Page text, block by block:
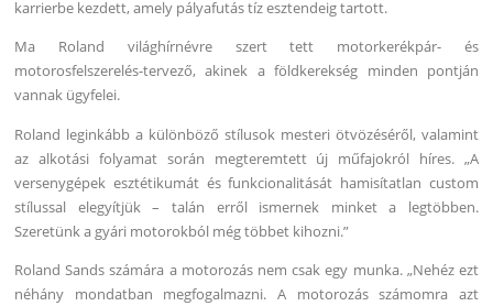
karrierbe kezdett, amely pályafutás tíz esztendeig tartott.
Ma Roland világhírnévre szert tett motorkerékpár- és
motorosfelszerelés-tervező, akinek a földkerekség minden pontján
vannak ügyfelei.
Roland leginkább a különböző stílusok mesteri ötvözéséről, valamint
az alkotási folyamat során megteremtett új műfajokról híres. „A
versenygépek esztétikumát és funkcionalitását hamisítatlan custom
stílussal elegyítjük – talán erről ismernek minket a legtöbben.
Szeretünk a gyári motorokból még többet kihozni.”
Roland Sands számára a motorozás nem csak egy munka. „Nehéz ezt
néhány mondatban megfogalmazni. A motorozás számomra azt